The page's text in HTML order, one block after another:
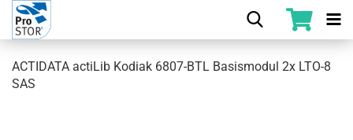
ACTIDATA actiLib Kodiak 6807-BTL Basismodul 2x LTO-8
SAS